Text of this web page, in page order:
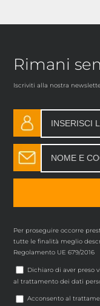
Rimani
Iscriviti alla nostra
Per proseguire occorre
tutte le finalità meglio
Regolamento UE 679/2016
Dichiaro di aver preso
al trattamento dei dati
Acconsento al